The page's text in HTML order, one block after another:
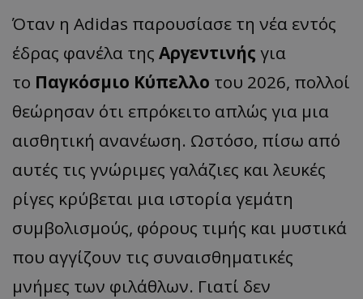
Όταν η Adidas παρουσίασε τη νέα εντός
έδρας φανέλα της Αργεντινής για
το Παγκόσμιο Κύπελλο του 2026, πολλοί
θεώρησαν ότι επρόκειτο απλώς για μια
αισθητική ανανέωση. Ωστόσο, πίσω από
αυτές τις γνώριμες γαλάζιες και λευκές
ρίγες κρύβεται μια ιστορία γεμάτη
συμβολισμούς, φόρους τιμής και μυστικά
που αγγίζουν τις συναισθηματικές
μνήμες των φιλάθλων. Γιατί δεν